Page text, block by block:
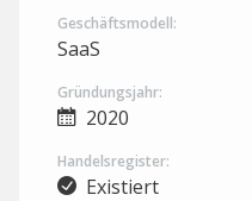
Geschäftsmodell:
SaaS
Gründungsjahr:
2020
Handelsregister:
Existiert